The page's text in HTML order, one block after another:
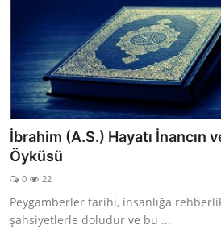
İbrahim (A.S.) Hayatı İnancın
Öyküsü
0 22
Peygamberler tarihi, insanlığa
şahsiyetlerle doludur ve bu ...